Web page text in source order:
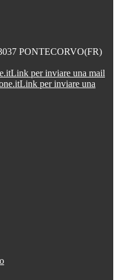
PONTECORVO(FR)
Link per inviare una mail
Link per inviare una